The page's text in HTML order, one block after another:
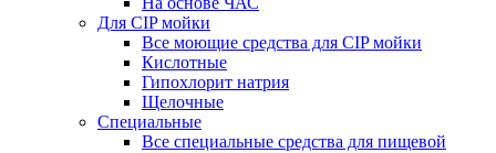
Для CIP мойки
Все моющие средства для CIP мойки
Кислотные
Гипохлорит натрия
Щелочные
Специальные
Все специальные средства для пищевой